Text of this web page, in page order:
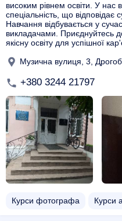
високим рівнем освіти. У
спеціальність, що відповідає
Навчання відбувається у
викладачами. Приєднуйтесь
якісну освіту для успішної
Музична вулиця, 3,
+380 3244 21797
Курси фотографа Курси